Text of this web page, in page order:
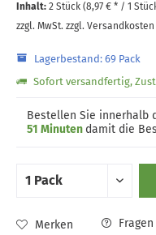
Inhalt: 2 Stück (8,97 € * / 1
zzgl. MwSt. zzgl. Versandkosten
Lagerbestand: 69 Pack
Sofort versandfertig,
Bestellen Sie innerhalb
51 Minuten damit die
Merken